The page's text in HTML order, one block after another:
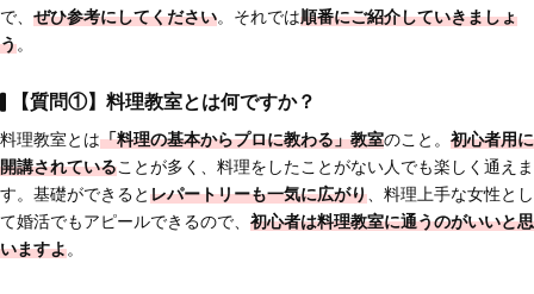
で、 ぜひ参考にしてください。それでは順番にご紹介していきましょ
う。
【質問①】料理教室とは何ですか？
料理教室とは「料理の基本からプロに教わる」教室のこと。 初心者用に
開講されていることが多く、料理をしたことがない人でも楽しく通えま
す。基礎ができるとレパートリーも一気に広がり 、料理上手な女性とし
て婚活でもアピールできるので、 初心者は料理教室に通うのがいいと思
いますよ。